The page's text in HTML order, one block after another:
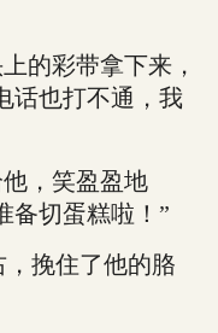
的彩带拿下来，
话也打不通，我
，笑盈盈地
备切蛋糕啦！”
挽住了他的胳